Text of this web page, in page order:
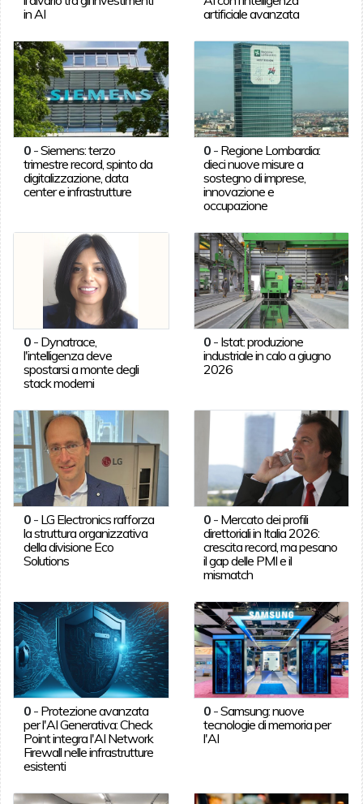
in AI
artificiale avanzata
0-Siemens: terzo
trimestre record, spinto da
digitalizzazione, data
center e infrastrutture
0 - Regione Lombardia:
dieci nuove misure a
sostegno di imprese,
innovazione e
occupazione
0- Dynatrace,
l'intelligenza deve
spostarsi a monte degli
stack moderni
0 - Istat: produzione
industriale in calo a giugno
2026
0- LG Electronics rafforza
la struttura organizzativa
della divisione Eco
Solutions
0 - Mercato dei profili
direttoriali in Italia 2026:
crescita record, ma pesano
il gap delle PMI e il
mismatch
0- Protezione avanzata
per l'AI Generativa: Check
Point integra l'AI Network
Firewall nelle infrastrutture
esistenti
0 -Samsung: nuove
tecnologie di memoria per
l'AI